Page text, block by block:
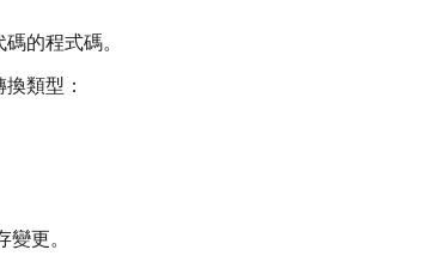
的程式碼。
類型：
變更。